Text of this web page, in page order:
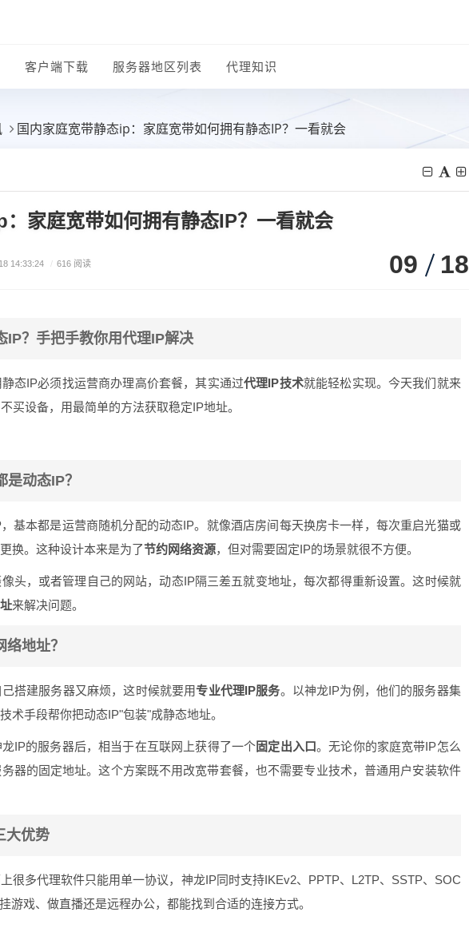
客户端下载 服务器地区列表 代理知识
国内家庭宽带静态ip：家庭宽带如何拥有静态IP？一看就会
：家庭宽带如何拥有静态IP？一看就会
14:33:24 / 616 阅读 09 18
IP？手把手教你用代理IP解决
态IP必须找运营商办理高价套餐，其实通过代理IP技术就能轻松实现。今天我们就来
买设备，用最简单的方法获取稳定IP地址。
动态IP？
基本都是运营商随机分配的动态IP。就像酒店房间每天换房卡一样，每次重启光猫或
换。这种设计本来是为了节约网络资源，但对需要固定IP的场景就很不方便。
头，或者管理自己的网站，动态IP隔三差五就变地址，每次都得重新设置。这时候就
来解决问题。
地址？
搭建服务器又麻烦，这时候就要用专业代理IP服务。以神龙IP为例，他们的服务器集
术手段帮你把动态IP"包装"成静态地址。
IP的服务器后，相当于在互联网上获得了一个固定出入口。无论你的家庭宽带IP怎么
器的固定地址。这个方案既不用改宽带套餐，也不需要专业技术，普通用户安装软件
大优势
很多代理软件只能用单一协议，神龙IP同时支持IKEv2、PPTP、L2TP、SSTP、SOC
游戏、做直播还是远程办公，都能找到合适的连接方式。